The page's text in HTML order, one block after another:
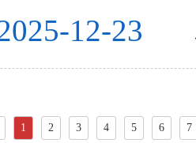
12-23
1 2 3 4 5 6 7